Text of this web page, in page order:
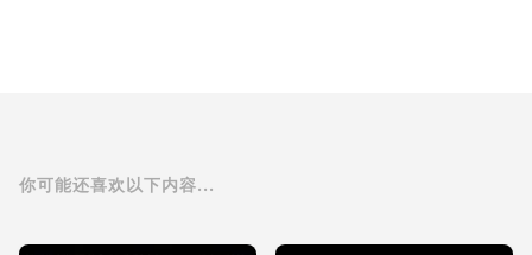
你可能还喜欢以下内容...